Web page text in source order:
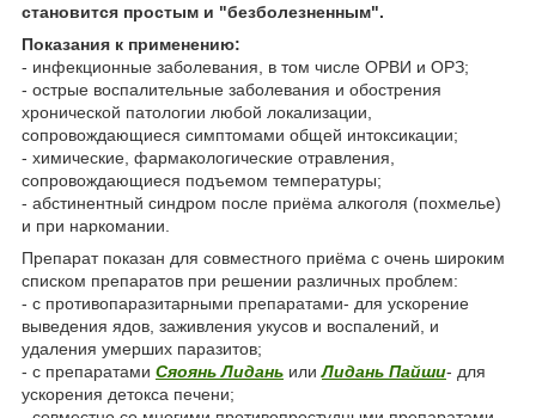
становится простым и "безболезненным".
Показания к применению:
- инфекционные заболевания, в том числе ОРВИ и ОРЗ;
- острые воспалительные заболевания и обострения
хронической патологии любой локализации,
сопровождающиеся симптомами общей интоксикации;
- химические, фармакологические отравления,
сопровождающиеся подъемом температуры;
- абстинентный синдром после приёма алкоголя (похмелье)
и при наркомании.
Препарат показан для совместного приёма с очень широким
списком препаратов при решении различных проблем:
- с противопаразитарными препаратами- для ускорение
выведения ядов, заживления укусов и воспалений, и
удаления умерших паразитов;
- с препаратами Сяоянь Лидань илиЛидань Пайши- для
ускорения детокса печени;